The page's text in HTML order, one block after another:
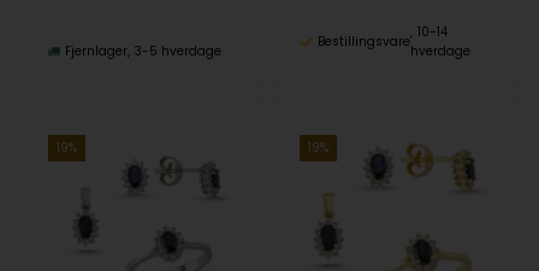
Fjernlager 3-5 hverdage
Bestillingsvare
10-14
hverdage
19% 19%